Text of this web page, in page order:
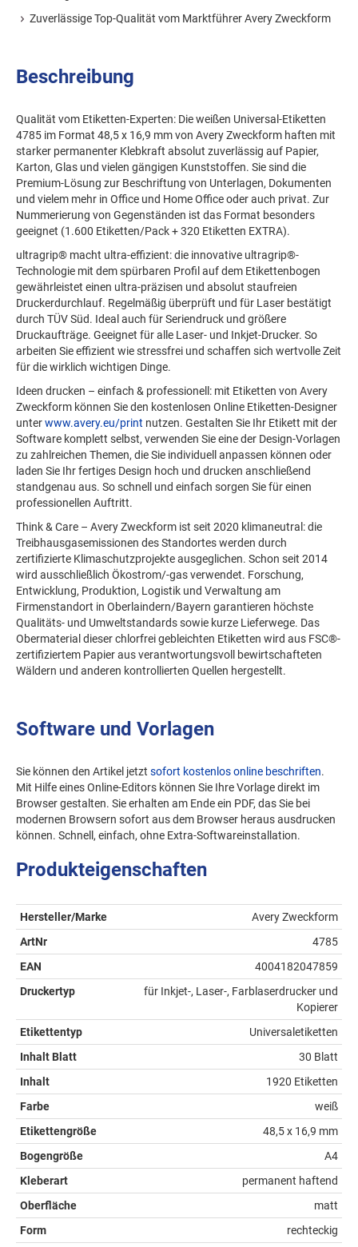
Zuverlässige Top-Qualität vom Marktführer Avery Zweckform
Beschreibung
Qualität vom Etiketten-Experten: Die weißen Universal-Etiketten
4785 im Format 48,5 x 16,9 mm von Avery Zweckform haften mit
starker permanenter Klebkraft absolut zuverlässig auf Papier,
Karton, Glas und vielen gängigen Kunststoffen. Sie sind die
Premium-Lösung zur Beschriftung von Unterlagen, Dokumenten
und vielem mehr in Office und Home Office oder auch privat. Zur
Nummerierung von Gegenständen ist das Format besonders
geeignet (1.600 Etiketten/Pack + 320 Etiketten EXTRA).
ultragrip® macht ultra-effizient: die innovative ultragrip®-
Technologie mit dem spürbaren Profil auf dem Etikettenbogen
gewährleistet einen ultra-präzisen und absolut staufreien
Druckerdurchlauf. Regelmäßig überprüft und für Laser bestätigt
durch TÜV Süd. Ideal auch für Seriendruck und größere
Druckaufträge. Geeignet für alle Laser- und Inkjet-Drucker. So
arbeiten Sie effizient wie stressfrei und schaffen sich wertvolle Zeit
für die wirklich wichtigen Dinge.
Ideen drucken – einfach & professionell: mit Etiketten von Avery
Zweckform können Sie den kostenlosen Online Etiketten-Designer
unterwww.avery.eu/print nutzen. Gestalten Sie Ihr Etikett mit der
Software komplett selbst, verwenden Sie eine der Design-Vorlagen
zu zahlreichen Themen, die Sie individuell anpassen können oder
laden Sie Ihr fertiges Design hoch und drucken anschließend
standgenau aus. So schnell und einfach sorgen Sie für einen
professionellen Auftritt.
Think & Care – Avery Zweckform ist seit 2020 klimaneutral: die
Treibhausgasemissionen des Standortes werden durch
zertifizierte Klimaschutzprojekte ausgeglichen. Schon seit 2014
wird ausschließlich Ökostrom/-gas verwendet. Forschung,
Entwicklung, Produktion, Logistik und Verwaltung am
Firmenstandort in Oberlaindern/Bayern garantieren höchste
Qualitäts- und Umweltstandards sowie kurze Lieferwege. Das
Obermaterial dieser chlorfrei gebleichten Etiketten wird aus FSC®-
zertifiziertem Papier aus verantwortungsvoll bewirtschafteten
Wäldern und anderen kontrollierten Quellen hergestellt.
Software und Vorlagen
Sie können den Artikel jetzt sofort kostenlos online beschriften.
Mit Hilfe eines Online-Editors können Sie Ihre Vorlage direkt im
Browser gestalten. Sie erhalten am Ende ein PDF, das Sie bei
modernen Browsern sofort aus dem Browser heraus ausdrucken
können. Schnell, einfach, ohne Extra-Softwareinstallation.
Produkteigenschaften
Hersteller/Marke
Avery Zweckform
ArtNr
4785
EAN
4004182047859
Druckertyp
für Inkjet-, Laser-, Farblaserdrucker und
Kopierer
Etikettentyp
Universaletiketten
Inhalt Blatt
30 Blatt
Inhalt
1920 Etiketten
Farbe
weiß
Etikettengröße
48,5 x 16,9 mm
Bogengröße
A4
Kleberart
permanent haftend
Oberfläche
matt
Form
rechteckig